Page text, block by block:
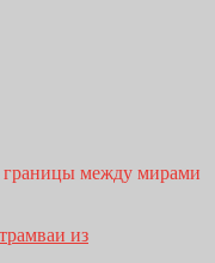
между мирами
из